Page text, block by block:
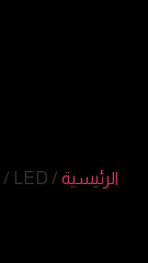
الرئيسية/ / LED مرن